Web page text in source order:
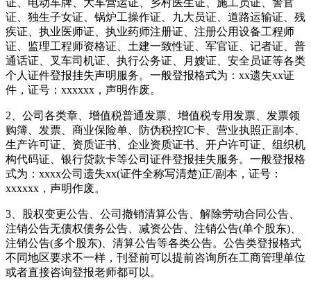
证、独生子女证、锅炉工操作证、九大员证、道路运输证、残
疾证、执业医师证、执业药师注册证、注册公用设备工程师
证、监理工程师资格证、土建一致性证、军官证、记者证、普
通话证、叉车司机证、执行公务证、月嫂证、安全员证等各类
个人证件登报挂失声明服务。一般登报格式为：xx遗失xx证
件，证号：xxxxxx，声明作废。
2、公司各类章、增值税普通发票、增值税专用发票、发票领
购簿、发票、商业保险单、防伪税控IC卡、营业执照正副本、
生产许可证、资质证书、企业资质证书、开户许可证、组织机
构代码证、银行贷款卡等公司证件登报挂失服务。一般登报格
式为：xxxx公司遗失xx(证件全称写清楚)正/副本，证号：
xxxxxx，声明作废。
3、股权变更公告、公司撤销清算公告、解除劳动合同公告、
注销公告无债权债务公告、减资公告、注销公告(单个股东)、
注销公告(多个股东)、清算公告等各类公告。公告类登报格式
不同地区要求不一样，刊登前可以提前咨询所在工商管理单位
或者直接咨询登报老师都可以。